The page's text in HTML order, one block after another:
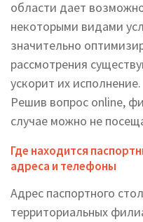
области дает
некоторыми видами
значительно
рассмотрения
ускорит их исполнение.
Решив вопрос online,
случае можно не
Где находится
адреса и телефоны
Адрес паспортного
территориальных